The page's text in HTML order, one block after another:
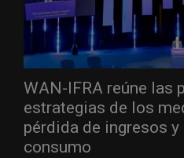
WAN-IFRA reúne las
estrategias de los
pérdida de ingresos
consumo